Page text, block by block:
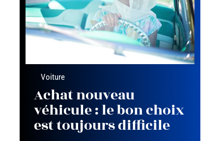
Voiture
Achat nouveau
véhicule : le bon choix
est toujours difficile